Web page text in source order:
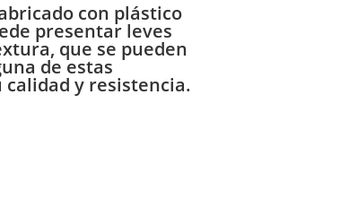
con plástico
presentar leves
que se pueden
de estas
y resistencia.